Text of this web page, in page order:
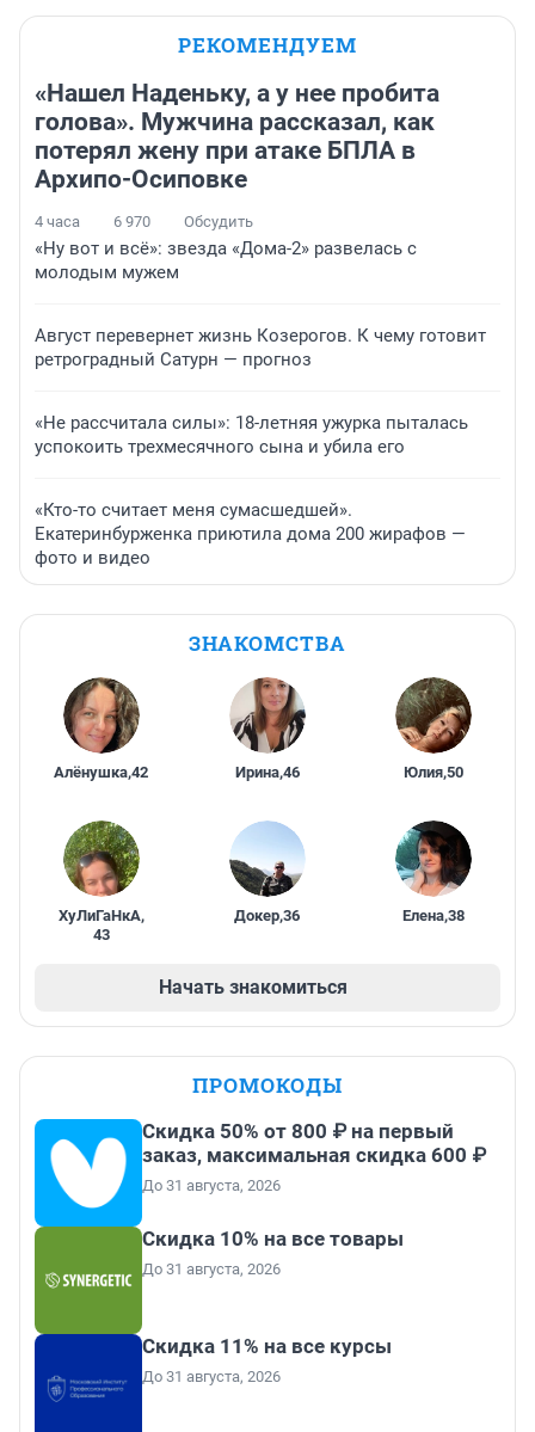
РЕКОМЕНДУЕМ
«Нашел Наденьку, а у нее пробита
голова». Мужчина рассказал, как
потерял жену при атаке БПЛА в
Архипо-Осиповке
4 часа 6 970 Обсудить
«Ну вот и всё»: звезда «Дома-2» развелась с
молодым мужем
Август перевернет жизнь Козерогов. К чему готовит
ретроградный Сатурн — прогноз
«Не рассчитала силы»: 18-летняя ужурка пыталась
успокоить трехмесячного сына и убила его
«Кто-то считает меня сумасшедшей».
Екатеринбурженка приютила дома 200 жирафов —
фото и видео
ЗНАКОМСТВА
Алёнушка,42 Ирина,46 Юлия,50
ХуЛиГаНкА,
43
Докер,36 Елена,38
Начать знакомиться
ПРОМОКОДЫ
Скидка 50% от 800 ₽ на первый
заказ, максимальная скидка 600 ₽
До 31 августа, 2026
Скидка 10% на все товары
До 31 августа, 2026
Скидка 11% на все курсы
До 31 августа, 2026